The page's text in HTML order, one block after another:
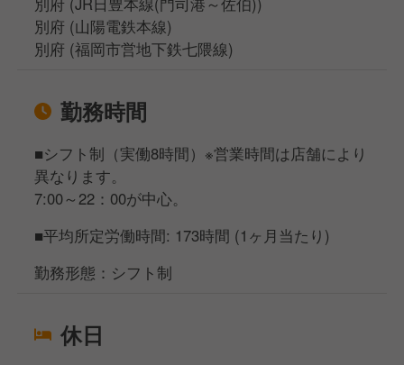
別府 (山陽電鉄本線)
別府 (福岡市営地下鉄七隈線)
勤務時間
■シフト制（実働8時間）※営業時間は店舗により
異なります。
7:00～22：00が中心。
■平均所定労働時間: 173時間 (1ヶ月当たり)
勤務形態：シフト制
休日